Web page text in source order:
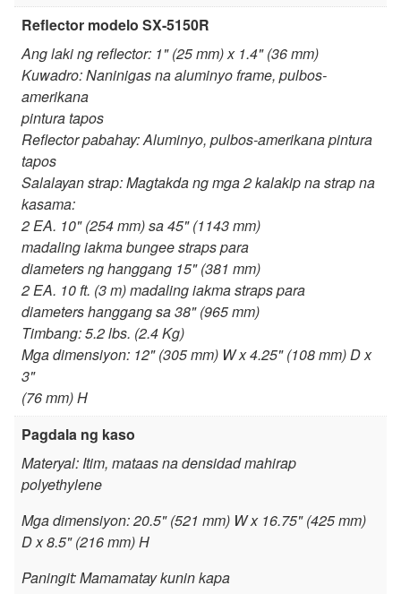
Reflector modelo SX-5150R
Ang laki ng reflector: 1" (25 mm) x 1.4" (36 mm)
Kuwadro: Naninigas na aluminyo frame, pulbos-
amerikana
pintura tapos
Reflector pabahay: Aluminyo, pulbos-amerikana pintura
tapos
Salalayan strap: Magtakda ng mga 2 kalakip na strap na
kasama:
2 EA. 10" (254 mm) sa 45" (1143 mm)
madaling iakma bungee straps para
diameters ng hanggang 15" (381 mm)
2 EA. 10 ft. (3 m) madaling iakma straps para
diameters hanggang sa 38" (965 mm)
Timbang: 5.2 lbs. (2.4 Kg)
Mga dimensiyon: 12" (305 mm) W x 4.25" (108 mm) D x
3"
(76 mm) H
Pagdala ng kaso
Materyal: Itim, mataas na densidad mahirap
polyethylene
Mga dimensiyon: 20.5" (521 mm) W x 16.75" (425 mm)
D x 8.5" (216 mm) H
Paningit: Mamamatay kunin kapa